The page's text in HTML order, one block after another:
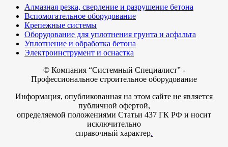
Алмазная резка, сверление и разрушение бетона
Вспомогательное оборудование
Крепежные системы
Оборудование для уплотнения грунта и асфальта
Уплотнение и обработка бетона
Электроинструмент и оснастка
© Компания “Системный Специалист” -
Профессиональное строительное оборудование
Информация, опубликованная на этом сайте не является
публичной офертой,
определяемой положениями Статьи 437 ГК РФ и носит
исключительно
справочный характер.